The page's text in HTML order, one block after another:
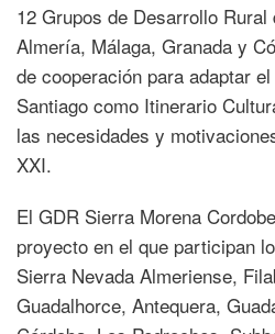
12 Grupos de Desarrollo
Almería, Málaga, Granada y
de cooperación para adaptar
Santiago como Itinerario
las necesidades y
XXI.
El GDR Sierra Morena
proyecto en el que participan
Sierra Nevada Almeriense,
Guadalhorce, Antequera,